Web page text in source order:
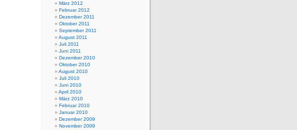
März 2012
Februar 2012
Dezember 2011
Oktober 2011
September 2011
August 2011
Juli 2011
Juni 2011
Dezember 2010
Oktober 2010
August 2010
Juli 2010
Juni 2010
April 2010
März 2010
Februar 2010
Januar 2010
Dezember 2009
November 2009